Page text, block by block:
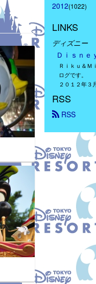
2012(1022)
LINKS
ディズニー
Ｄｉｓｎｅ
Ｒｉｋｕ＆Ｍ
ログです。
２０１２年３
RSS
RSS